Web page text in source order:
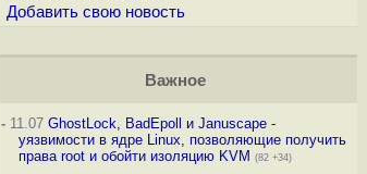
Добавить свою новость
Важное
-11.07 GhostLock, BadEpoll и Januscape -
уязвимости в ядре Linux, позволяющие получить
права root и обойти изоляцию KVM (82 +34)